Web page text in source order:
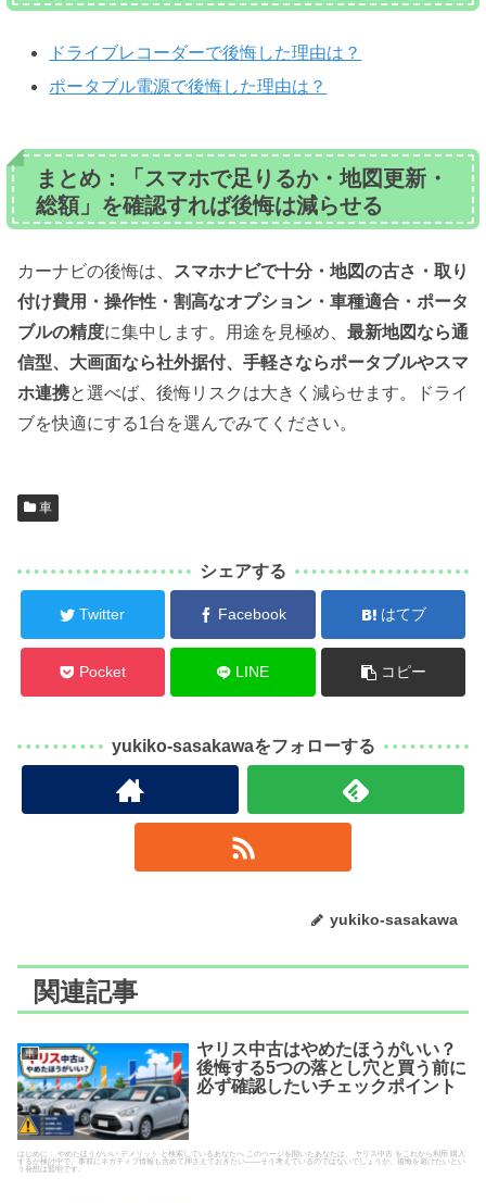
ドライブレコーダーで後悔した理由は？
ポータブル電源で後悔した理由は？
まとめ：「スマホで足りるか・地図更新・
総額」を確認すれば後悔は減らせる
カーナビの後悔は、
スマホナビで十分・地図の古さ・取り
付け費用・操作性・割高なオプション・車種適合・ポータ
ブルの精度に集中します。用途を見極め、 最新地図なら通
信型、大画面なら社外据付、手軽さならポータブルやスマ
ホ連携と選べば、後悔リスクは大きく減らせます。ドライ
ブを快適にする1台を選んでみてください。
車
シェアする
Twitter Facebook はてブ
Pocket LINE コピー
yukiko-sasakawaをフォローする
yukiko-sasakawa
関連記事
車
ヤリス中古はやめたほうがいい？
後悔する5つの落とし穴と買う前に
必ず確認したいチェックポイント
はじめに： やめたほうがいい デメリット と検索しているあなたへ このページを開いたあなたは、 ヤリス中古 をこれから利用 購入
するか検討中で、事前にネガティブ情報も含めて押さえておきたい――そう考えているのではないでしょうか。後悔を避けたいとい
う発想は賢明です。